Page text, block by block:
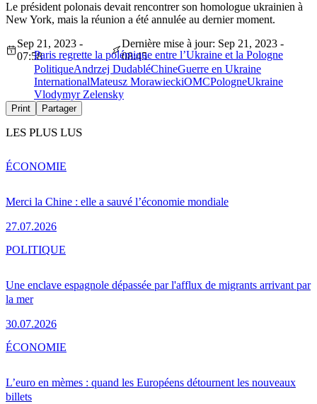
Le président polonais devait rencontrer son homologue ukrainien à
New York, mais la réunion a été annulée au dernier moment.
Paris regrette la polémique entre l’Ukraine et la Pologne
Sep 21, 2023 -
07:58
Dernière mise à jour: Sep 21, 2023 -
08:45
PolitiqueAndrzej DudabléChineGuerre en Ukraine
InternationalMateusz MorawieckiOMCPologneUkraine
Vlodymyr Zelensky
Print Partager
LES PLUS LUS
Merci la Chine : elle a sauvé l’économie mondiale
27.07.2026
ÉCONOMIE
Une enclave espagnole dépassée par l'afflux de migrants arrivant par
la mer
30.07.2026
POLITIQUE
L’euro en mèmes : quand les Européens détournent les nouveaux
billets
ÉCONOMIE